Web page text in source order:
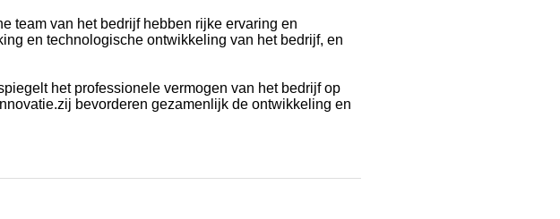
team van het bedrijf hebben rijke ervaring en
en technologische ontwikkeling van het bedrijf, en
het professionele vermogen van het bedrijf op
bevorderen gezamenlijk de ontwikkeling en